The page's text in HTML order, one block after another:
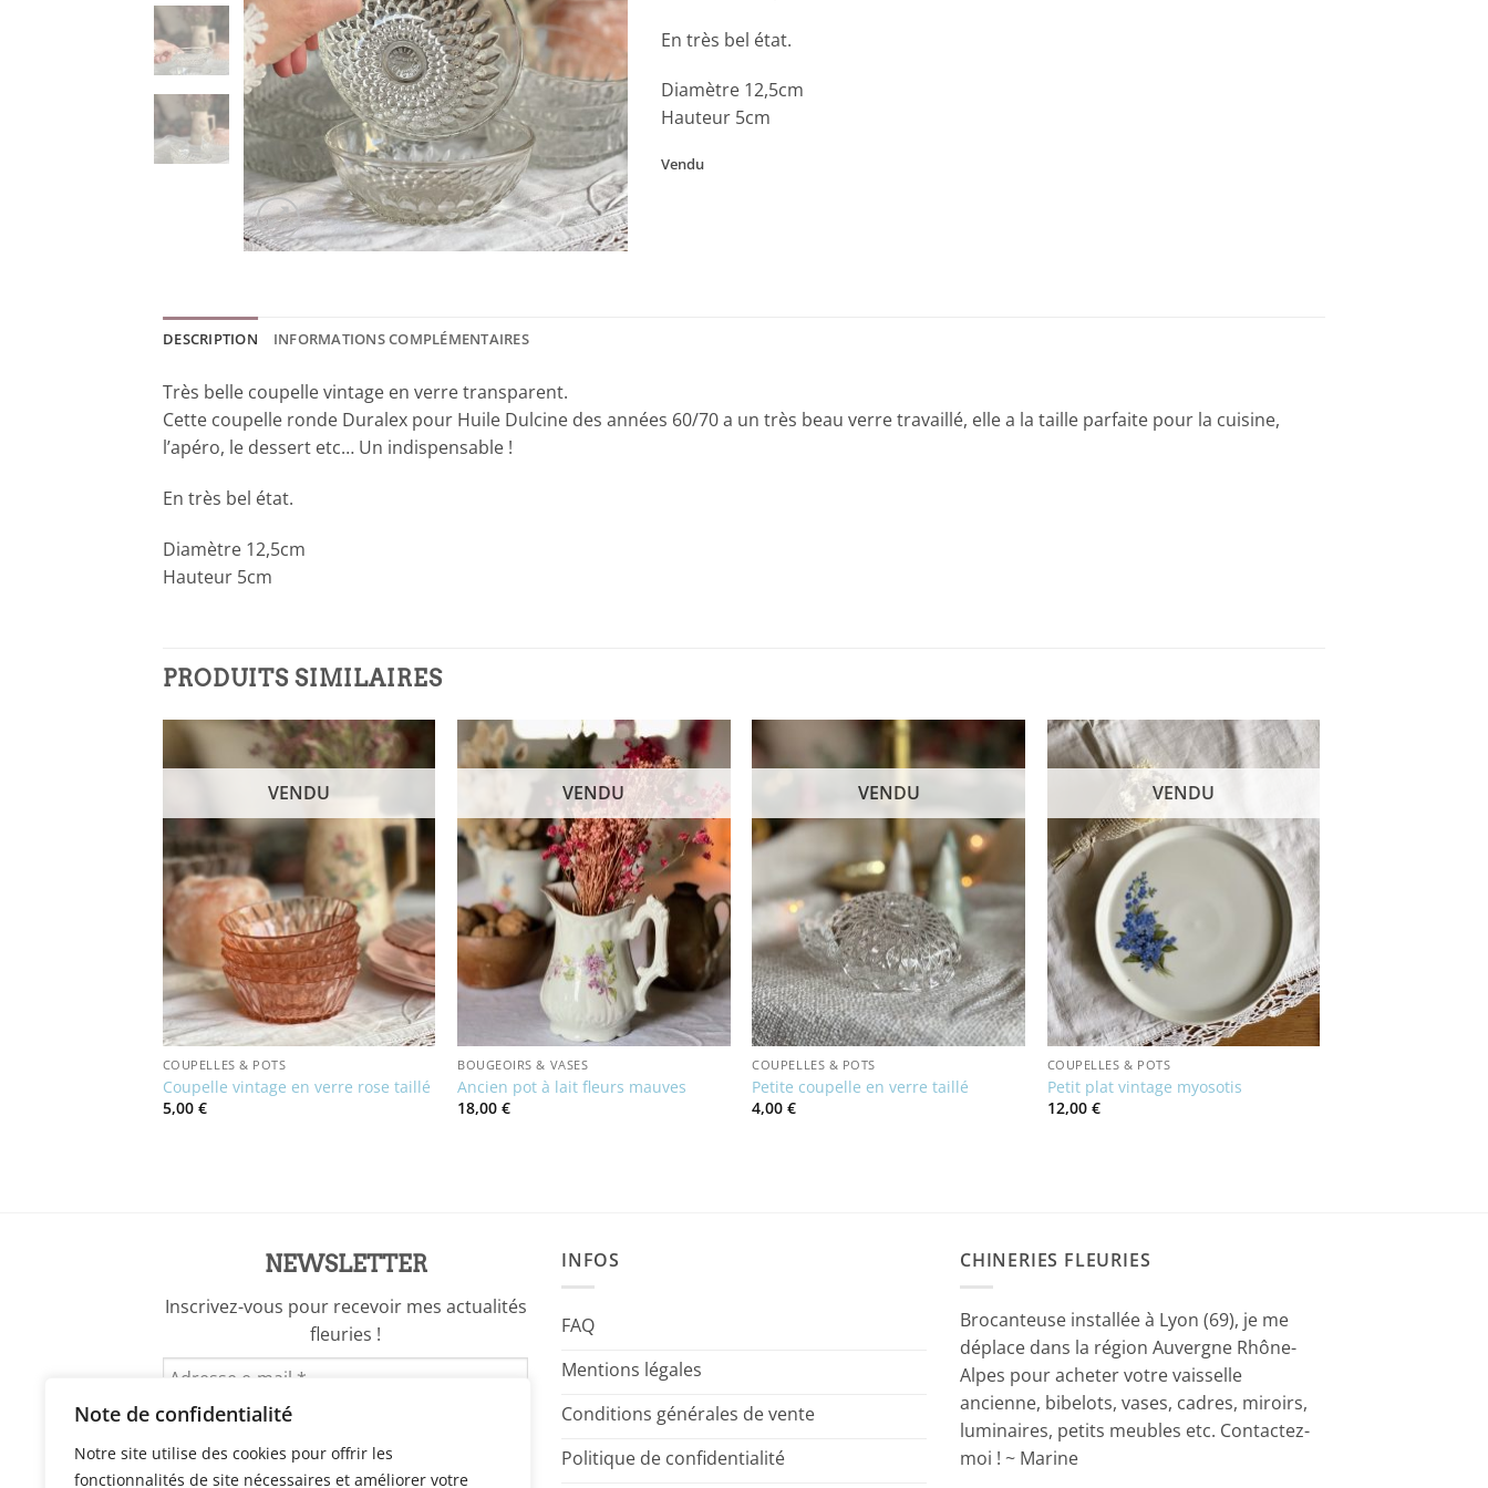
Note de confidentialité
Notre site utilise des cookies pour offrir les
fonctionnalités de site nécessaires et améliorer votre
En très bel état.
Diamètre 12,5cm
Hauteur 5cm
Vendu
DESCRIPTION INFORMATIONS COMPLÉMENTAIRES
Très belle coupelle vintage en verre transparent.
Cette coupelle ronde Duralex pour Huile Dulcine des années 60/70 a un très beau verre travaillé, elle a la taille parfaite pour la cuisine,
l’apéro, le dessert etc… Un indispensable !
En très bel état.
Diamètre 12,5cm
Hauteur 5cm
PRODUITS SIMILAIRES
VENDU
COUPELLES & POTS
Coupelle vintage en verre rose taillé
5,00 €
VENDU
BOUGEOIRS & VASES
Ancien pot à lait fleurs mauves
18,00€
VENDU
COUPELLES & POTS
Petite coupelle en verre taillé
4,00€
VENDU
COUPELLES & POTS
Petit plat vintage myosotis
12,00 €
NEWSLETTER
Inscrivez-vous pour recevoir mes actualités
fleuries !
INFOS
FAQ
Mentions légales
Conditions générales de vente
Politique de confidentialité
CHINERIES FLEURIES
Brocanteuse installée à Lyon (69), je me
déplace dans la région Auvergne Rhône-
Alpes pour acheter votre vaisselle
ancienne, bibelots, vases, cadres, miroirs,
luminaires, petits meubles etc. Contactez-
moi ! ~ Marine